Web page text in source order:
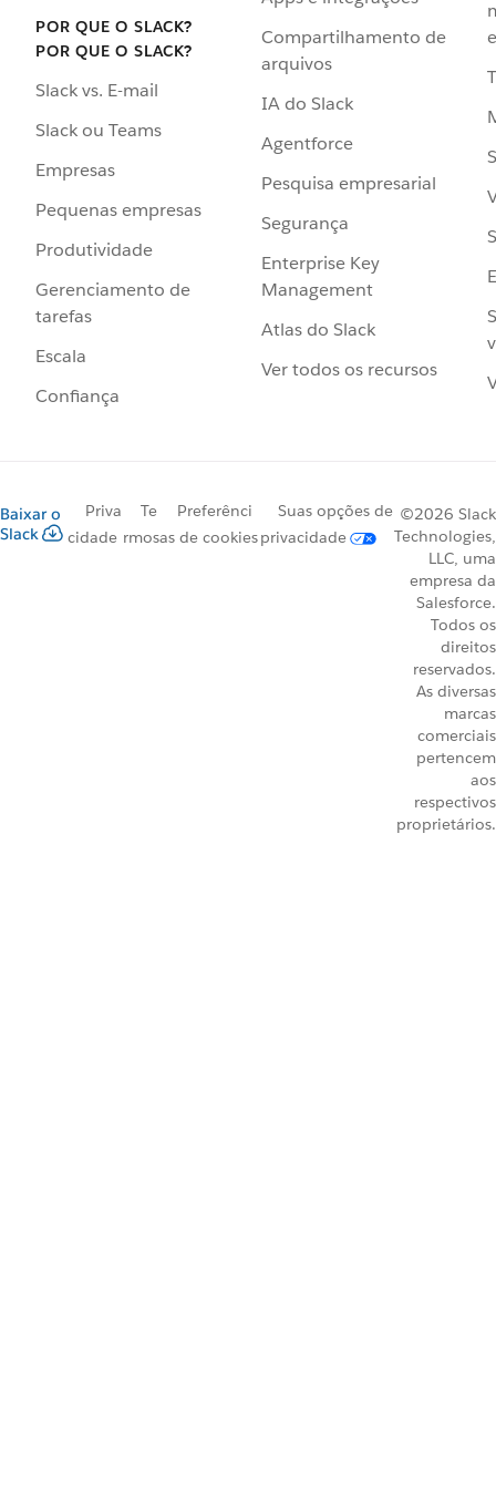
POR QUE O SLACK?
POR QUE O SLACK?
Slack vs. E-mail
Slack ou Teams
Empresas
Pequenas empresas
Produtividade
Gerenciamento de
tarefas
Escala
Confiança
Compartilhamento de
arquivos
IA do Slack
Agentforce
Pesquisa empresarial
Segurança
Enterprise Key
Management
Atlas do Slack
Ver todos os recursos
Baixar o
Slack
Priva
cidade
Te
rmos
Preferênci
as de cookies
Suas opções de
privacidade
©2026 Slack
Technologies,
LLC, uma
empresa da
Salesforce.
Todos os
direitos
reservados.
As diversas
marcas
comerciais
pertencem
aos
respectivos
proprietários.